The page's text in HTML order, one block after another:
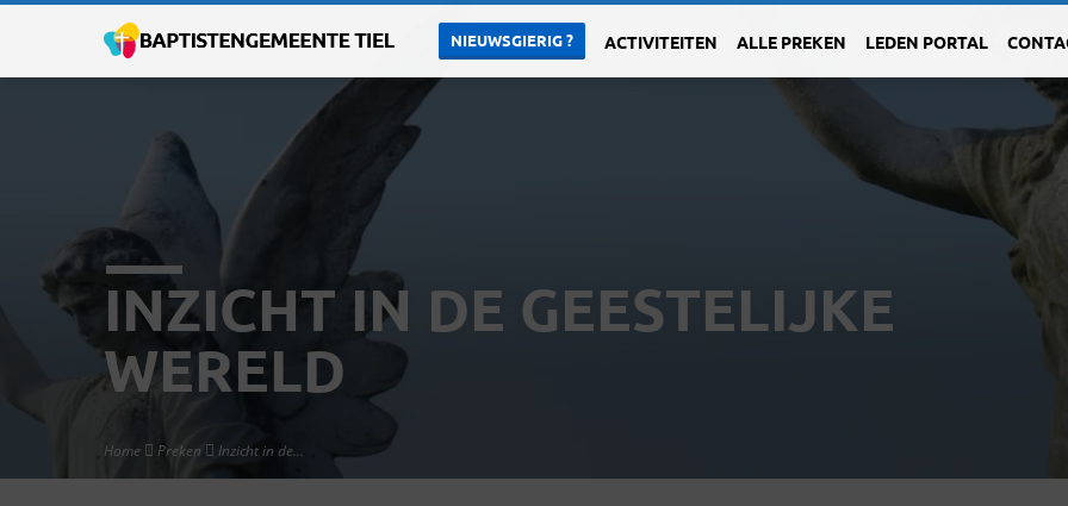
NIEUWSGIERIG ? ACTIVITEITEN ALLE PREKEN LEDEN PORTAL
INZICHT IN DE GEESTELIJKE
WERELD
Home Preken Inzicht in de…